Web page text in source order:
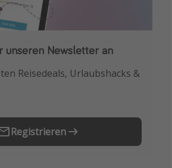
unseren Newsletter an
Reisedeals, Urlaubshacks &
Registrieren
App
Reiseschnäppchen als